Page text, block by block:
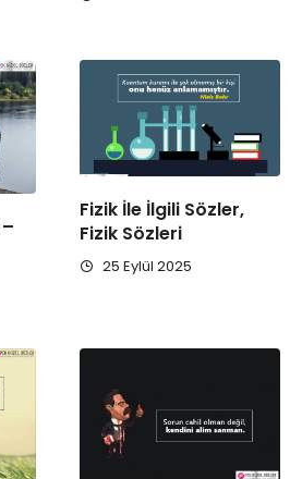
Fizik İle İlgili Sözler,
Fizik Sözleri
25 Eylül 2025